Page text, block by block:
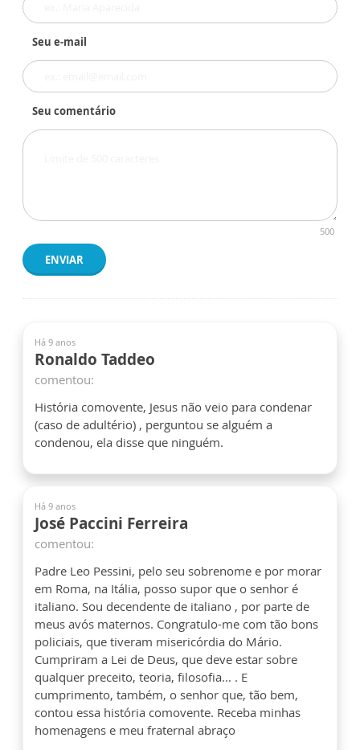
Seu e-mail
Seu comentário
500
ENVIAR
Há 9 anos
Ronaldo Taddeo
comentou:
História comovente, Jesus não veio para condenar
(caso de adultério) , perguntou se alguém a
condenou, ela disse que ninguém.
Há 9 anos
José Paccini Ferreira
comentou:
Padre Leo Pessini, pelo seu sobrenome e por morar
em Roma, na Itália, posso supor que o senhor é
italiano. Sou decendente de italiano , por parte de
meus avós maternos. Congratulo-me com tão bons
policiais, que tiveram misericórdia do Mário.
Cumpriram a Lei de Deus, que deve estar sobre
qualquer preceito, teoria, filosofia... . E
cumprimento, também, o senhor que, tão bem,
contou essa história comovente. Receba minhas
homenagens e meu fraternal abraço